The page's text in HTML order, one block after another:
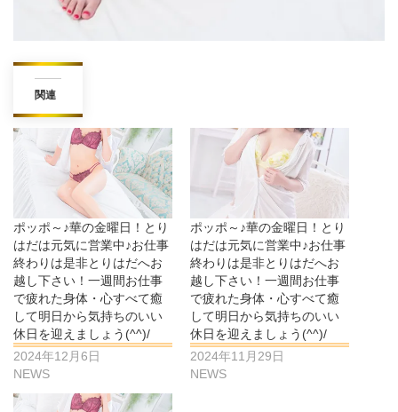
関連
ポッポ～♪華の金曜日！とり
はだは元気に営業中♪お仕事
終わりは是非とりはだへお
越し下さい！一週間お仕事
で疲れた身体・心すべて癒
して明日から気持ちのいい
休日を迎えましょう(^^)/
2024年12月6日
NEWS
ポッポ～♪華の金曜日！とり
はだは元気に営業中♪お仕事
終わりは是非とりはだへお
越し下さい！一週間お仕事
で疲れた身体・心すべて癒
して明日から気持ちのいい
休日を迎えましょう(^^)/
2024年11月29日
NEWS